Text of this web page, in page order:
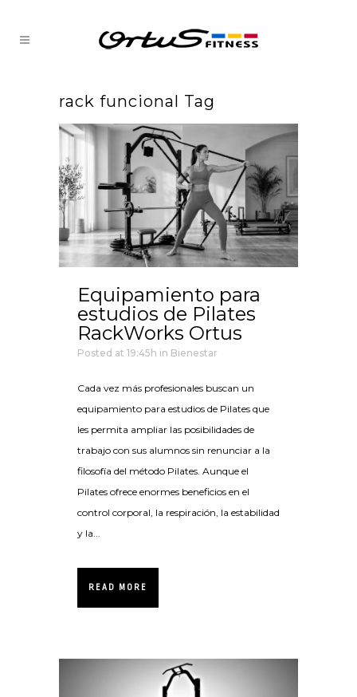
rack funcional Tag
Equipamiento para
estudios de Pilates
RackWorks Ortus
Posted at 19:45h in Bienestar
Cada vez más profesionales buscan un
equipamiento para estudios de Pilates que
les permita ampliar las posibilidades de
trabajo con sus alumnos sin renunciar a la
filosofía del método Pilates. Aunque el
Pilates ofrece enormes beneficios en el
control corporal, la respiración, la estabilidad
y la...
READ MORE